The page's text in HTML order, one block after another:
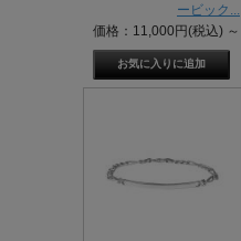
ービック...
価格：11,000円(税込) ～